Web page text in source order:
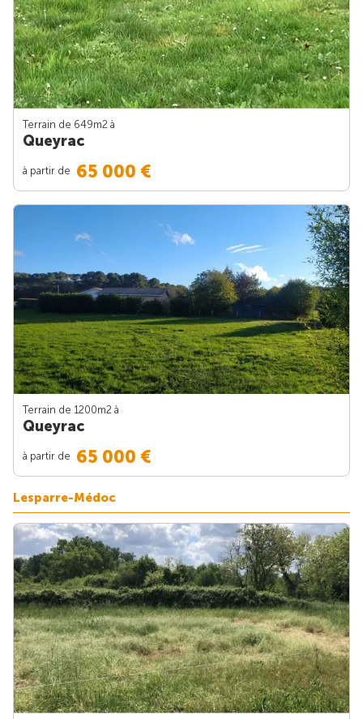
Terrain de 649m2 à
Queyrac
à partir de 65 000 €
Terrain de 1200m2 à
Queyrac
à partir de 65 000 €
Lesparre-Médoc